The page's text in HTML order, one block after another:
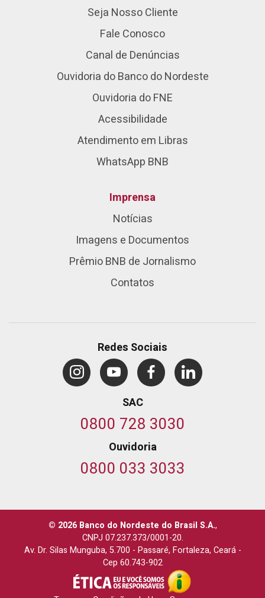
Seja Nosso Cliente
Fale Conosco
Canal de Denúncias
Ouvidoria do Banco do Nordeste
Ouvidoria do FNE
Acessibilidade
Atendimento em Libras
WhatsApp BNB
Imprensa
Notícias
Imagens e Documentos
Prêmio BNB de Jornalismo
Contatos
Redes Sociais
SAC
0800 728 3030
Ouvidoria
0800 033 3033
© 2026 Banco do Nordeste do Brasil S.A.,
CNPJ 07.237.373/0001-20.
Av. Dr. Silas Munguba, 5.700 - Passaré, Fortaleza, Ceará-
Cep 60.743-902